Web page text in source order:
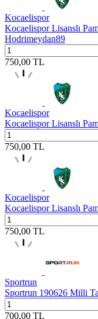
Kocaelispor
Kocaelispor Lisanslı
Hodrimeydan89
750,00 TL
Kocaelispor
Kocaelispor Lisanslı
750,00 TL
Kocaelispor
Kocaelispor Lisanslı
750,00 TL
Sportrun
Sportrun 190626 Milli
700,00 TL